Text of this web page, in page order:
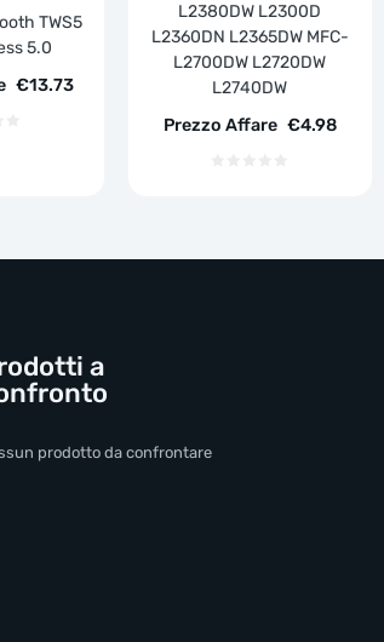
TWS5
5.0
€13.73
L2380DW L2300D
L2360DN L2365DW MFC-
L2700DW L2720DW
L2740DW
€4.98
Prezzo Affare
a
prodotto da confrontare